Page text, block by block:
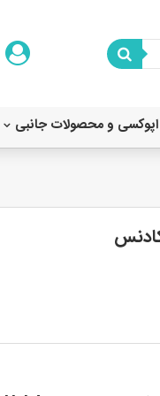
اپوکسی و محصولات جانبی